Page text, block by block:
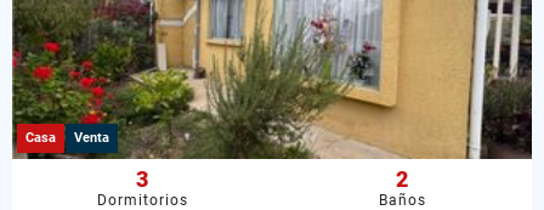
Casa Venta
3
Dormitorios
2
Baños